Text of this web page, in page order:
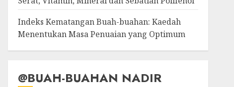
Indeks Kematangan Buah-buahan: Kaedah
Menentukan Masa Penuaian yang Optimum
@BUAH-BUAHAN NADIR